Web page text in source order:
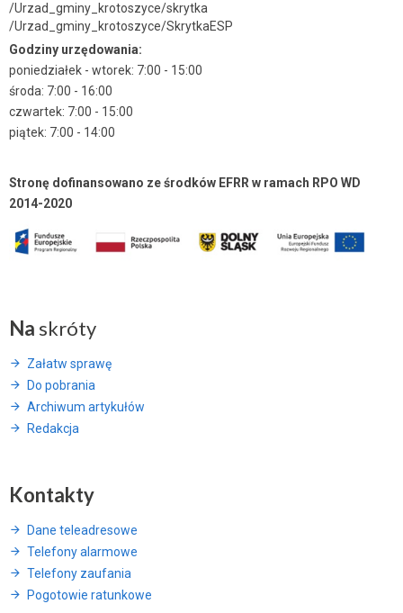
/Urzad_gminy_krotoszyce/skrytka
/Urzad_gminy_krotoszyce/SkrytkaESP
Godziny urzędowania:
poniedziałek - wtorek: 7:00 - 15:00
środa: 7:00 - 16:00
czwartek: 7:00 - 15:00
piątek: 7:00 - 14:00
Stronę dofinansowano ze środków EFRR w ramach RPO WD
2014-2020
Na skróty
Załatw sprawę
Do pobrania
Archiwum artykułów
Redakcja
Kontakty
Dane teleadresowe
Telefony alarmowe
Telefony zaufania
Pogotowie ratunkowe